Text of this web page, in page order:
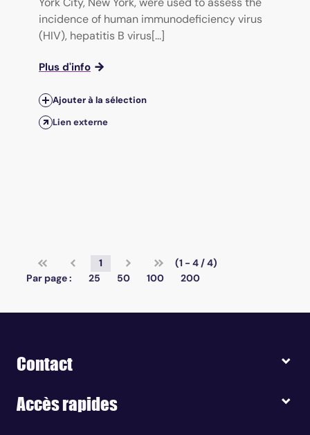
incidence of human immunodeficiency virus
(HIV), hepatitis B virus[...]
Plus d'info
Ajouter à la sélection
Lien externe
1
(1 - 4 / 4)
Par page :
25 50 100 200
Contact
Accès rapides